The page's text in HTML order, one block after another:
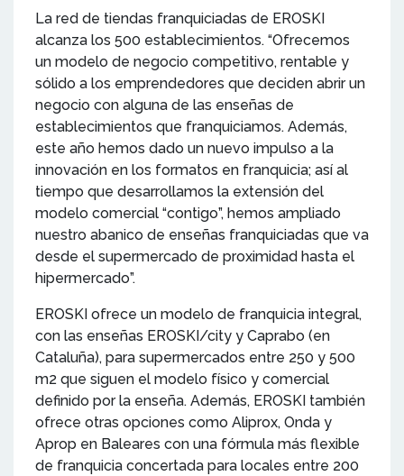
La red de tiendas franquiciadas de EROSKI
alcanza los 500 establecimientos. “Ofrecemos
un modelo de negocio competitivo, rentable y
sólido a los emprendedores que deciden abrir un
negocio con alguna de las enseñas de
establecimientos que franquiciamos. Además,
este año hemos dado un nuevo impulso a la
innovación en los formatos en franquicia; así al
tiempo que desarrollamos la extensión del
modelo comercial “contigo”, hemos ampliado
nuestro abanico de enseñas franquiciadas que va
desde el supermercado de proximidad hasta el
hipermercado”.
EROSKI ofrece un modelo de franquicia integral,
con las enseñas EROSKI/city y Caprabo (en
Cataluña), para supermercados entre 250 y 500
m2 que siguen el modelo físico y comercial
definido por la enseña. Además, EROSKI también
ofrece otras opciones como Aliprox, Onda y
Aprop en Baleares con una fórmula más flexible
de franquicia concertada para locales entre 200